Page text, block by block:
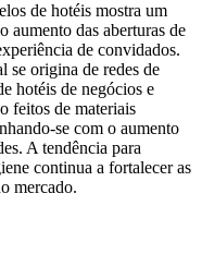
de hotéis mostra um
aumento das aberturas de
de convidados.
se origina de redes de
hotéis de negócios e
feitos de materiais
se com o aumento
A tendência para
continua a fortalecer as
mercado.